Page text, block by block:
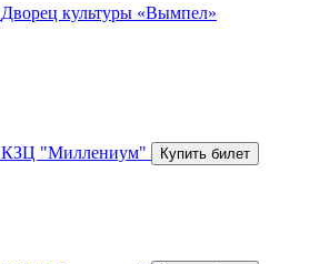
Дворец культуры «Вымпел»
КЗЦ "Миллениум"